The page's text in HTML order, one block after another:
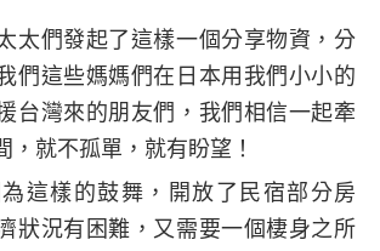
太們發起了這樣一個分享物資，分
們這些媽媽們在日本用我們小小的
台灣來的朋友們，我們相信一起牽
，就不孤單，就有盼望！
這樣的鼓舞，開放了民宿部分房
狀況有困難，又需要一個棲身之所